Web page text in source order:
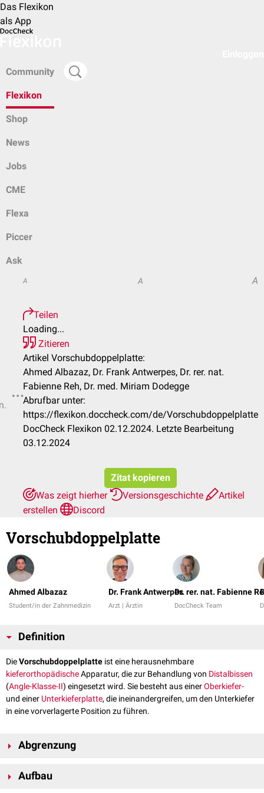
Das Flexikon
als App
Community
Flexikon
Shop
News
Jobs
CME
Flexa
Piccer
Ask
A A A
Teilen
Loading...
Zitieren
Artikel Vorschubdoppelplatte:
Ahmed Albazaz, Dr. Frank Antwerpes, Dr. rer. nat.
Fabienne Reh, Dr. med. Miriam Dodegge
Abrufbar unter:
https://flexikon.doccheck.com/de/Vorschubdoppelplatte
DocCheck Flexikon 02.12.2024. Letzte Bearbeitung
03.12.2024
Zitat kopieren
Was zeigt hierher
Versionsgeschichte
Artikel
erstellen
Discord
Vorschubdoppelplatte
Ahmed Albazaz
Student/in der Zahnmedizin
Dr. Frank Antwerpes
Arzt | Ärztin
Dr. rer. nat. Fabienne
DocCheck Team
Definition
DieVorschubdoppelplatte ist eine herausnehmbare
kieferorthopädischeApparatur, die zur Behandlung von Distalbissen
(Angle-Klasse-II) eingesetzt wird. Sie besteht aus einerOberkiefer-
und einer Unterkieferplatte, die ineinandergreifen, um den Unterkiefer
in eine vorverlagerte Position zu führen.
Abgrenzung
dabei helfen, den Unterkiefer nach hinten zu verlagern.
Aufbau